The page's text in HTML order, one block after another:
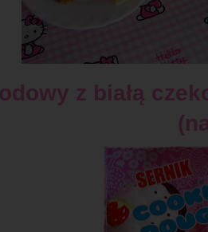
z białą